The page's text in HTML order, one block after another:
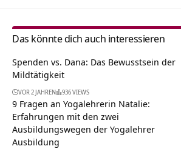
Das könnte dich auch interessieren
Spenden vs. Dana: Das Bewusstsein der
Mildtätigkeit
VOR 2 JAHREN 936 VIEWS
9 Fragen an Yogalehrerin Natalie:
Erfahrungen mit den zwei
Ausbildungswegen der Yogalehrer
Ausbildung